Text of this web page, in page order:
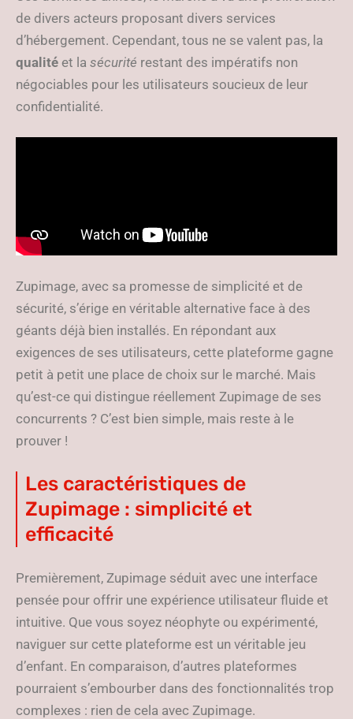
de divers acteurs proposant divers services
d’hébergement. Cependant, tous ne se valent pas, la
qualité et la sécurité restant des impératifs non
négociables pour les utilisateurs soucieux de leur
confidentialité.
Zupimage, avec sa promesse de simplicité et de
sécurité, s’érige en véritable alternative face à des
géants déjà bien installés. En répondant aux
exigences de ses utilisateurs, cette plateforme gagne
petit à petit une place de choix sur le marché. Mais
qu’est-ce qui distingue réellement Zupimage de ses
concurrents ? C’est bien simple, mais reste à le
prouver !
Les caractéristiques de
Zupimage : simplicité et
efficacité
Premièrement, Zupimage séduit avec une interface
pensée pour offrir une expérience utilisateur fluide et
intuitive. Que vous soyez néophyte ou expérimenté,
naviguer sur cette plateforme est un véritable jeu
d’enfant. En comparaison, d’autres plateformes
pourraient s’embourber dans des fonctionnalités trop
complexes : rien de cela avec Zupimage.